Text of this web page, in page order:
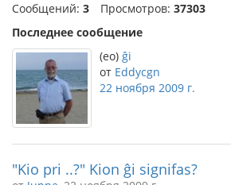
Сообщений: 3 Просмотров: 37303
Последнее сообщение
(eo) ĝi
от Eddycgn
22 ноября 2009 г.
"Kio pri ..?" Kion ĝi signifas?